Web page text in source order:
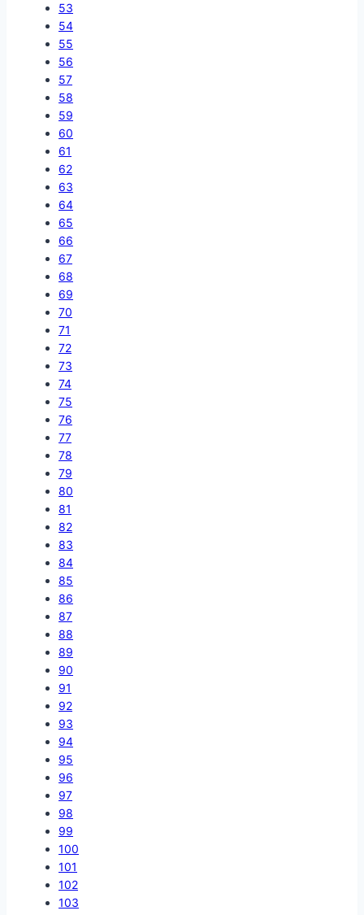
53
54
55
56
57
58
59
60
61
62
63
64
65
66
67
68
69
70
71
72
73
74
75
76
77
78
79
80
81
82
83
84
85
86
87
88
89
90
91
92
93
94
95
96
97
98
99
100
101
102
103